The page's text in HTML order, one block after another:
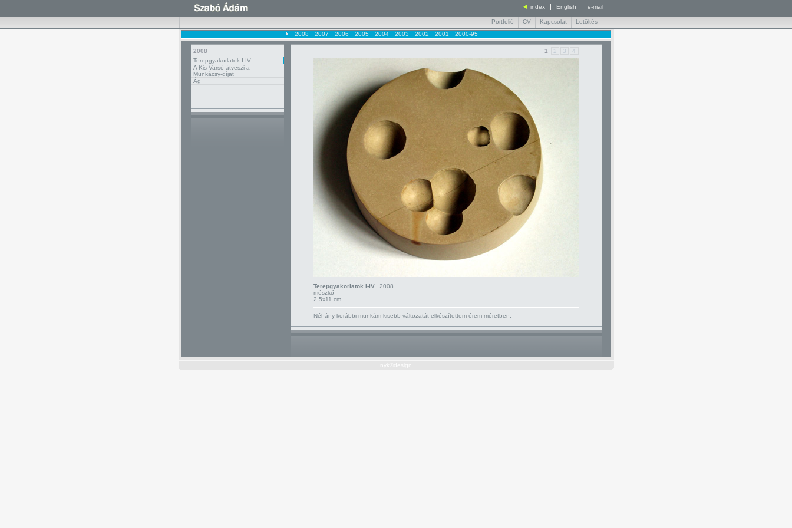
index English e-mail
Portfolió CV Kapcsolat
Letöltés
2008
2007 2006 2005 2004 2003 2002 2001 2000-95
2008
Terepgyakorlatok I-IV.
A Kis Varsó átveszi a
Munkácsy-díjat
Ág
1 2 3 4
Terepgyakorlatok I-IV., 2008
mészkő
2,5x11 cm
Néhány korábbi munkám kisebb változatát elkészítettem érem méretben.
nyk©design